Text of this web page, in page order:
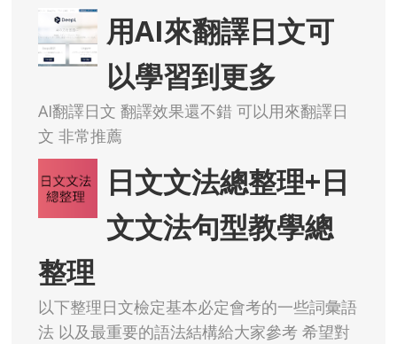
用AI來翻譯日文可
以學習到更多
AI翻譯日文 翻譯效果還不錯 可以用來翻譯日
文 非常推薦
日文文法總整理+日
文文法句型教學總
整理
以下整理日文檢定基本必定會考的一些詞彙語
法 以及最重要的語法結構給大家參考 希望對